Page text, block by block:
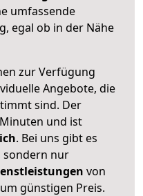
umfassende
egal ob in der Nähe
zur Verfügung
Angebote, die
sind. Der
und ist
. Bei uns gibt es
sondern nur
von
günstigen Preis.